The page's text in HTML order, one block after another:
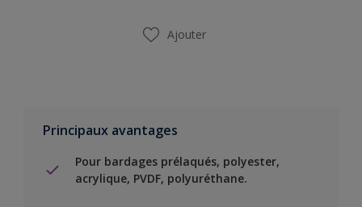
Ajouter
Principaux avantages
Pour bardages prélaqués, polyester,
acrylique, PVDF, polyuréthane.